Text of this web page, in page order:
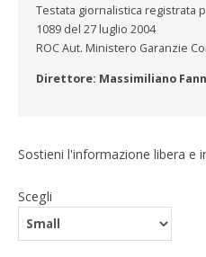
Testata giornalistica registrata
1089 del 27 luglio 2004
ROC Aut. Ministero Garanzie
Direttore: Massimiliano
Sostieni l'informazione libera e
Scegli